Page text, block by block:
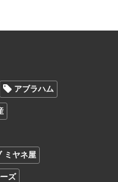
アブラハム
ミヤネ屋
ズ